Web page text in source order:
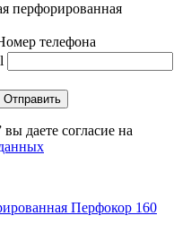
перфорированная
телефона
Отправить
даете согласие на
Перфокор 160